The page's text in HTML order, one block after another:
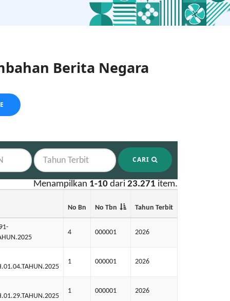
Berita Negara
CARI
Menampilkan 1-10 dari 23.271 item.
No Bn No Tbn Tahun Terbit
4 000001 2026
1 000001 2026
1 000001 2026